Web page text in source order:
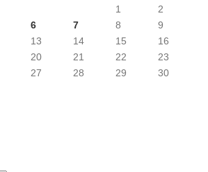
1
2
6 7 8
9
13 14 15
16
20 21 22
23
27 28 29
30